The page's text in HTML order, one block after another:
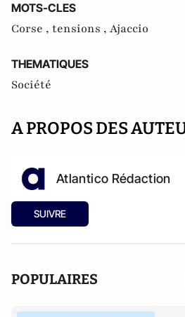
MOTS-CLES
Corse , tensions , Ajaccio
THEMATIQUES
Société
A PROPOS DES
Atlantico Rédaction
SUIVRE
POPULAIRES